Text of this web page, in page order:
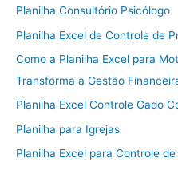
Planilha Consultório Psicólogo
Planilha Excel de Controle de
Como a Planilha Excel para
Transforma a Gestão
Planilha Excel Controle Gado
Planilha para Igrejas
Planilha Excel para Controle